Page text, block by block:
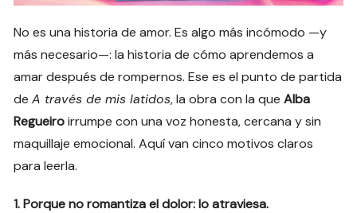
No es una historia de amor. Es algo más incómodo —y
más necesario—: la historia de cómo aprendemos a
amar después de rompernos. Ese es el punto de partida
deA través de mis latidos, la obra con la queAlba
Regueiroirrumpe con una voz honesta, cercana y sin
maquillaje emocional. Aquí van cinco motivos claros
para leerla.
1. Porque no romantiza el dolor: lo atraviesa.